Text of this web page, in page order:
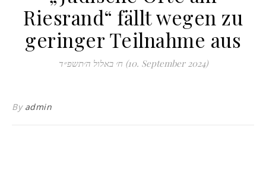
Riesrand“ fällt wegen zu
geringer Teilnahme aus
ח׳ באלול ה׳תשפ״ד (10. September 2024)
By admin